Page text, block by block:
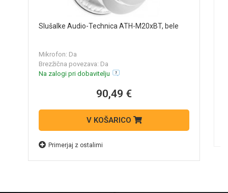
Slušalke Audio-Technica ATH-M20xBT, bele
Mikrofon: Da
Brezžična povezava: Da
Na zalogi pri dobavitelju
90,49 €
V KOŠARICO
Primerjaj z ostalimi